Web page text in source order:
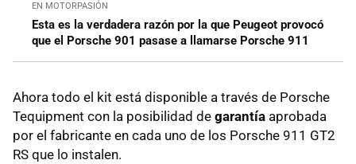
EN MOTORPASIÓN
Esta es la verdadera razón por la que Peugeot provocó
que el Porsche 901 pasase a llamarse Porsche 911
Ahora todo el kit está disponible a través de Porsche
Tequipment con la posibilidad de garantía aprobada
por el fabricante en cada uno de los Porsche 911 GT2
RS que lo instalen.